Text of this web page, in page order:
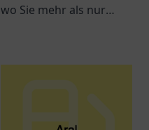
wo Sie mehr als nur
Dienstleistungen